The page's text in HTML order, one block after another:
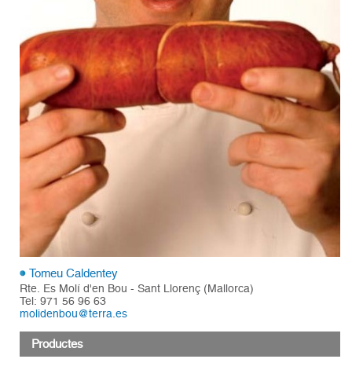
Tomeu Caldentey
Rte. Es Molí d'en Bou - Sant Llorenç (Mallorca)
Tel: 971 56 96 63
molidenbou@terra.es
Productes